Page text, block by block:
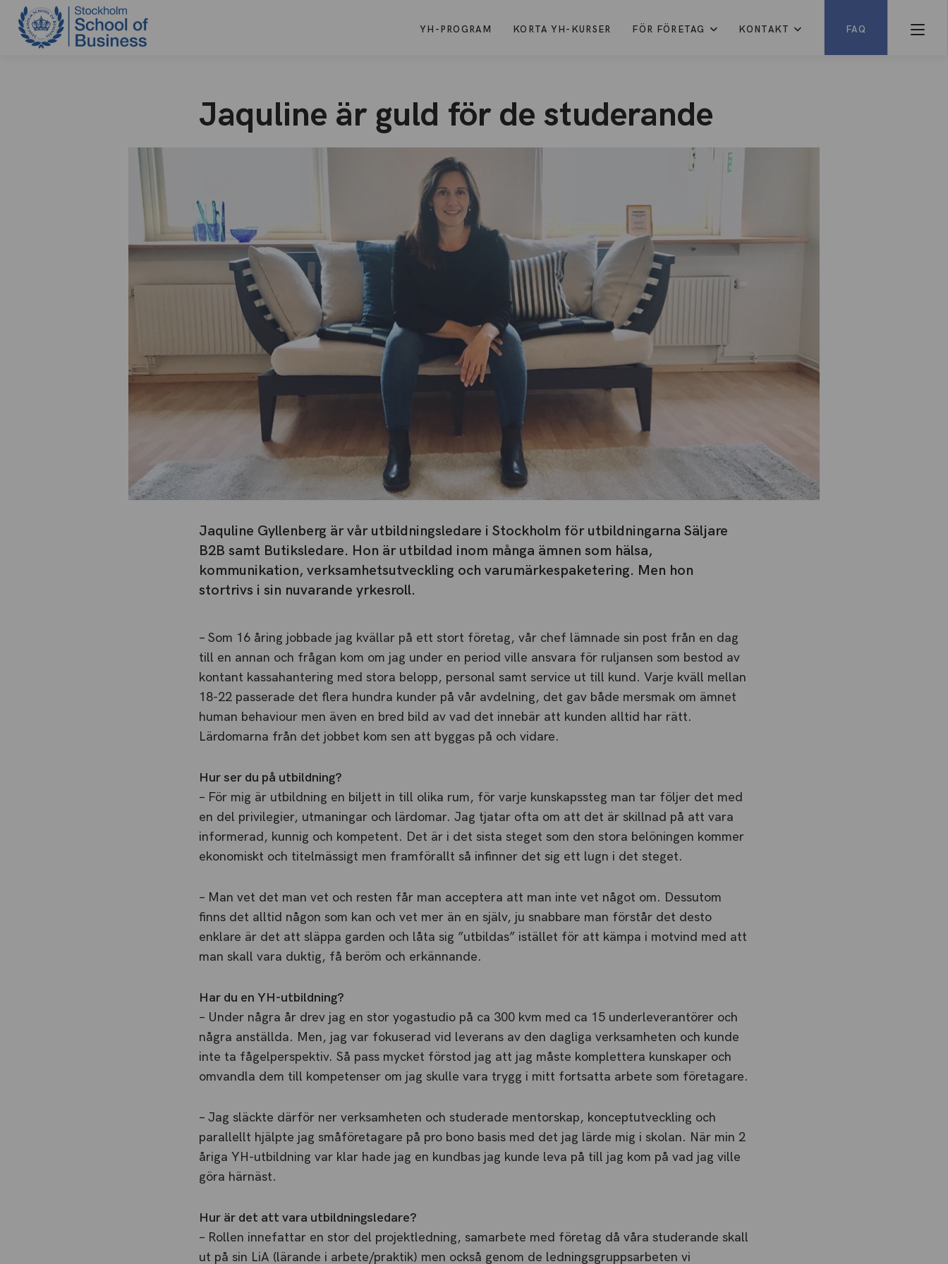
FAQ
YH-PROGRAM KORTA YH-KURSER FÖR FÖRETAG KONTAKT
Jaquline är guld för de studerande
Jaquline Gyllenberg är vår utbildningsledare i Stockholm för utbildningarna Säljare
B2B samt Butiksledare. Hon är utbildad inom många ämnen som hälsa,
kommunikation, verksamhetsutveckling och varumärkespaketering. Men hon
stortrivs i sin nuvarande yrkesroll.
– Som 16 åring jobbade jag kvällar på ett stort företag, vår chef lämnade sin post från en dag
till en annan och frågan kom om jag under en period ville ansvara för ruljansen som bestod av
kontant kassahantering med stora belopp, personal samt service ut till kund. Varje kväll mellan
18-22 passerade det flera hundra kunder på vår avdelning, det gav både mersmak om ämnet
human behaviour men även en bred bild av vad det innebär att kunden alltid har rätt.
Lärdomarna från det jobbet kom sen att byggas på och vidare.
Hur ser du på utbildning?
­– För mig är utbildning en biljett in till olika rum, för varje kunskapssteg man tar följer det med
en del privilegier, utmaningar och lärdomar. Jag tjatar ofta om att det är skillnad på att vara
informerad, kunnig och kompetent. Det är i det sista steget som den stora belöningen kommer
ekonomiskt och titelmässigt men framförallt så infinner det sig ett lugn i det steget.
– Man vet det man vet och resten får man acceptera att man inte vet något om. Dessutom
finns det alltid någon som kan och vet mer än en själv, ju snabbare man förstår det desto
enklare är det att släppa garden och låta sig ”utbildas” istället för att kämpa i motvind med att
man skall vara duktig, få beröm och erkännande.
Har du en YH-utbildning?
– Under några år drev jag en stor yogastudio på ca 300 kvm med ca 15 underleverantörer och
några anställda. Men, jag var fokuserad vid leverans av den dagliga verksamheten och kunde
inte ta fågelperspektiv. Så pass mycket förstod jag att jag måste komplettera kunskaper och
omvandla dem till kompetenser om jag skulle vara trygg i mitt fortsatta arbete som företagare.
– Jag släckte därför ner verksamheten och studerade mentorskap, konceptutveckling och
parallellt hjälpte jag småföretagare på pro bono basis med det jag lärde mig i skolan. När min 2
åriga YH-utbildning var klar hade jag en kundbas jag kunde leva på till jag kom på vad jag ville
göra härnäst.
Hur är det att vara utbildningsledare?
– Rollen innefattar en stor del projektledning, samarbete med företag då våra studerande skall
ut på sin LiA (lärande i arbete/praktik) men också genom de ledningsgruppsarbeten vi